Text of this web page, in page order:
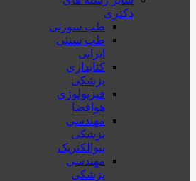
دکتری
طب سوزنی
طب سنتی
ایرانی
کتابداری
پزشکی
فیزیولوژی
هوافضا
مهندسی
پزشکی
بیوالکتریک
مهندسی
پزشکی